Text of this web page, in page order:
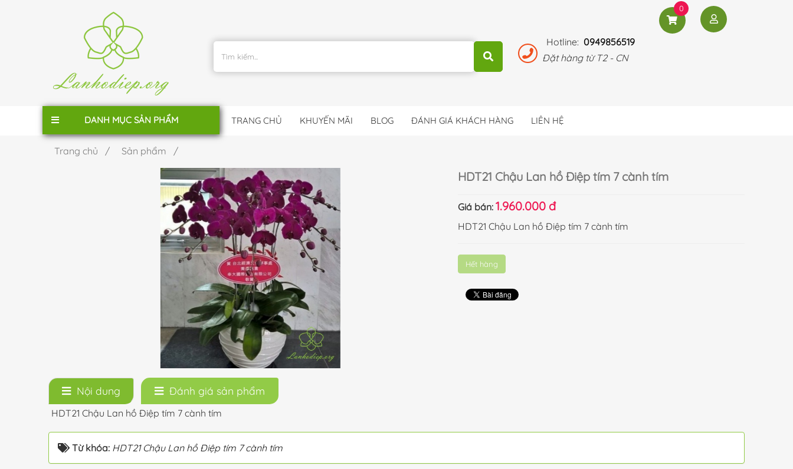
Hotline: 0949856519
Đặt hàng từ T2 - CN
0
TRANG CHỦ KHUYẾN MÃI BLOG ĐÁNH GIÁ KHÁCH HÀNG LIÊN HỆ
DANH MỤC SẢN PHẨM
Trang chủ / Sản phẩm /
HDT21 Chậu Lan hồ Điệp tím 7 cành tím
Giá bán:1.960.000 đ
HDT21 Chậu Lan hồ Điệp tím 7 cành tím
Hết hàng
Nội dung Đánh giá sản phẩm
HDT21 Chậu Lan hồ Điệp tím 7 cành tím
Từ khóa: HDT21 Chậu Lan hồ Điệp tím 7 cành tím